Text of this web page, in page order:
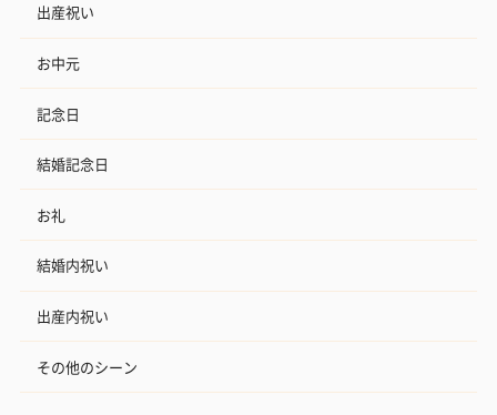
出産祝い
お中元
記念日
結婚記念日
お礼
結婚内祝い
出産内祝い
その他のシーン